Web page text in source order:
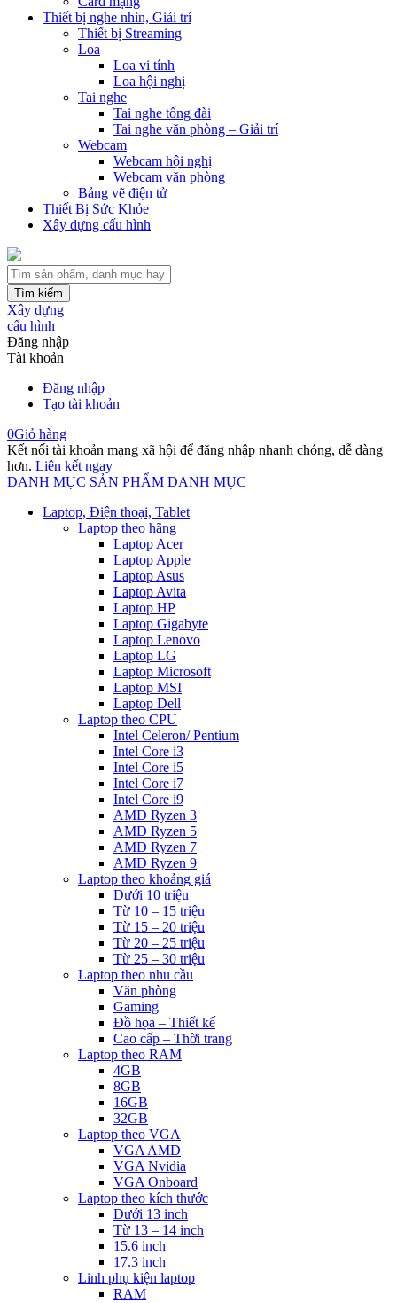
Thiết bị nghe nhìn, Giải trí
Thiết bị Streaming
Loa
Loa vi tính
Loa hội nghị
Tai nghe
Tai nghe tổng đài
Tai nghe văn phòng – Giải trí
Webcam
Webcam hội nghị
Webcam văn phòng
Bảng vẽ điện tử
Thiết Bị Sức Khỏe
Xây dựng cấu hình
Tìm kiếm
Xây dựng
cấu hình
Đăng nhập
Tài khoản
Đăng nhập
Tạo tài khoản
0Giỏ hàng
Kết nối tài khoản mạng xã hội để đăng nhập nhanh chóng, dễ dàng
hơn. Liên kết ngay
DANH MỤC SẢN PHẨM DANH MỤC
Laptop, Điện thoại, Tablet
Laptop theo hãng
Laptop Acer
Laptop Apple
Laptop Asus
Laptop Avita
Laptop HP
Laptop Gigabyte
Laptop Lenovo
Laptop LG
Laptop Microsoft
Laptop MSI
Laptop Dell
Laptop theo CPU
Intel Celeron/ Pentium
Intel Core i3
Intel Core i5
Intel Core i7
Intel Core i9
AMD Ryzen 3
AMD Ryzen 5
AMD Ryzen 7
AMD Ryzen 9
Laptop theo khoảng giá
Dưới 10 triệu
Từ 10 – 15 triệu
Từ 15 – 20 triệu
Từ 20 – 25 triệu
Từ 25 – 30 triệu
Laptop theo nhu cầu
Văn phòng
Gaming
Đồ họa – Thiết kế
Cao cấp – Thời trang
Laptop theo RAM
4GB
8GB
16GB
32GB
Laptop theo VGA
VGA AMD
VGA Nvidia
VGA Onboard
Laptop theo kích thước
Dưới 13 inch
Từ 13 – 14 inch
15.6 inch
17.3 inch
Linh phụ kiện laptop
RAM